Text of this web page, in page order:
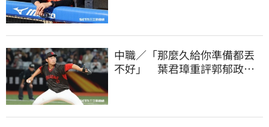
中職／「那麼久給你準備都丟
不好」 葉君璋重評郭郁政對